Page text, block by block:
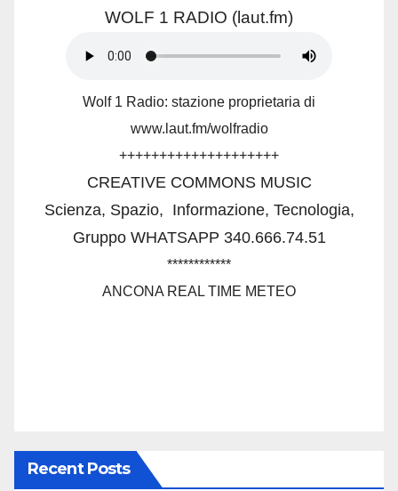
WOLF 1 RADIO (laut.fm)
Wolf 1 Radio: stazione proprietaria di
www.laut.fm/wolfradio
++++++++++++++++++++
CREATIVE COMMONS MUSIC
Scienza, Spazio, Informazione, Tecnologia,
Gruppo WHATSAPP 340.666.74.51
************
ANCONA REAL TIME METEO
Recent Posts